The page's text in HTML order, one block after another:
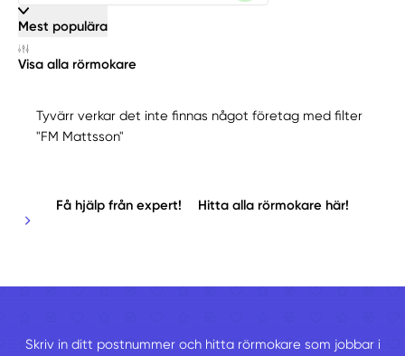
Mest populära
Visa alla rörmokare
Tyvärr verkar det inte finnas något företag med filter
"FM Mattsson"
Få hjälp från expert! Hitta alla rörmokare här!
Skriv in ditt postnummer och hitta rörmokare som jobbar i